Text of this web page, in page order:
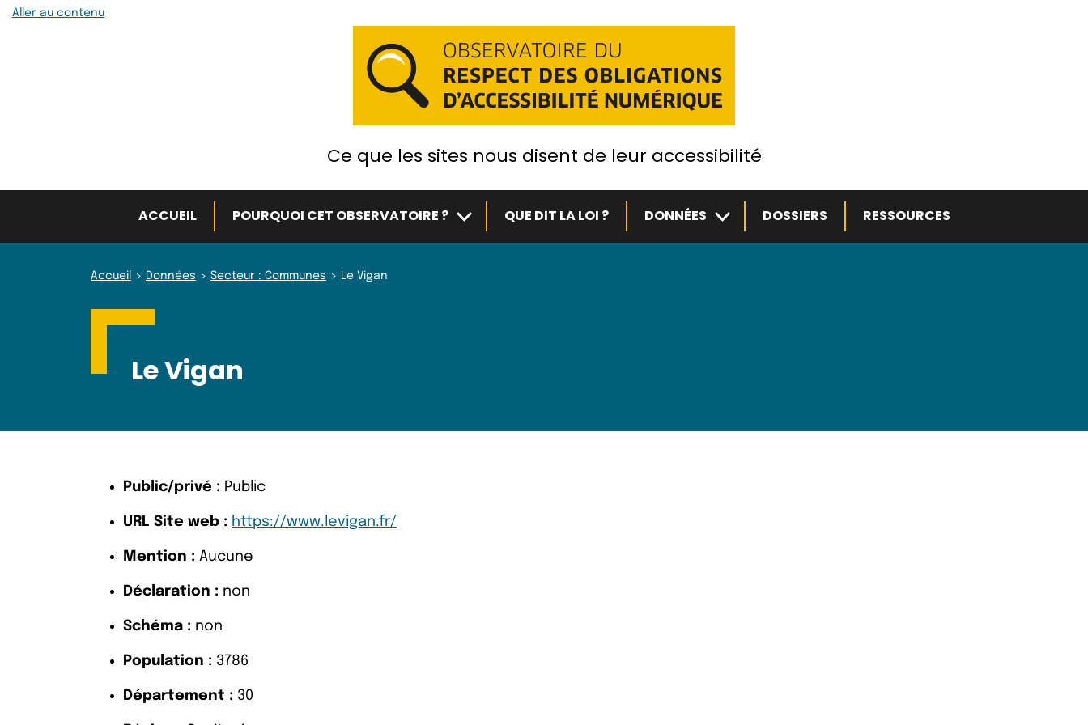
Aller au contenu
Ce que les sites nous disent de leur accessibilité
ACCUEIL POURQUOI CET OBSERVATOIRE ? Sous-menuQUE DIT LA LOI ? DONNÉES Sous-menuDOSSIERS RESSOURCES
Accueil Données Secteur : Communes Le Vigan
Le Vigan
Public/privé : Public
URL Site web : https://www.levigan.fr/
Mention : Aucune
Déclaration : non
Schéma : non
Population : 3786
Département : 30